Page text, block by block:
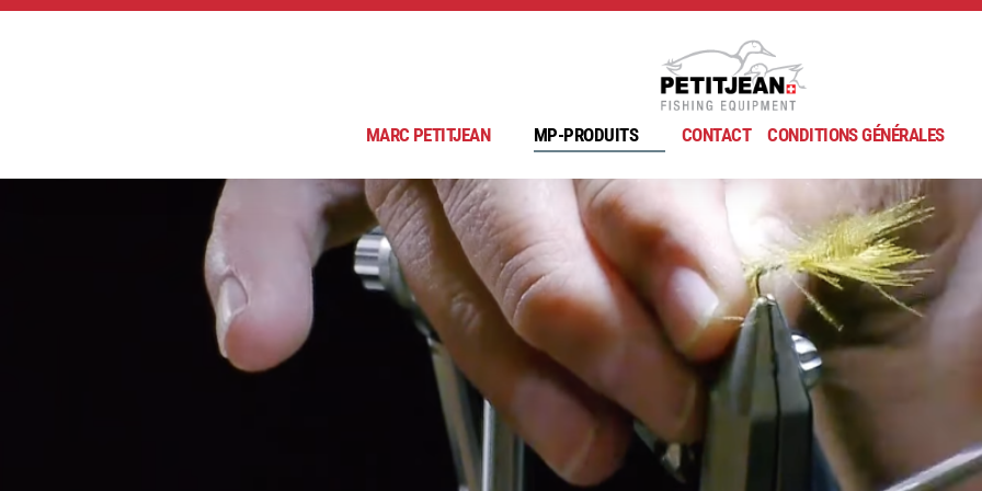
MARC PETITJEAN MP-PRODUITS CONTACT CONDITIONS GÉNÉRALES